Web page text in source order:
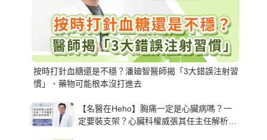
按時打針血糖還是不穩？潘廸智醫師揭「3大錯誤注射習
慣」、藥物可能根本沒打進去
【名醫在Heho】胸痛一定是心臟病嗎？一
定要裝支架？心臟科權威張其任主任解析支